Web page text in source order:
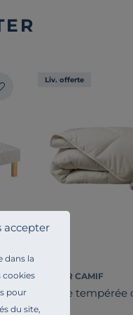
dans la
cookies
pour
du site,
accepter
Liv. offerte
COSI PAR CAMIF
Couette
Coline